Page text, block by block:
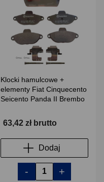
Klocki hamulcowe +
elementy Fiat Cinquecento
Seicento Panda II Brembo
63,42 zł brutto
Dodaj
- +